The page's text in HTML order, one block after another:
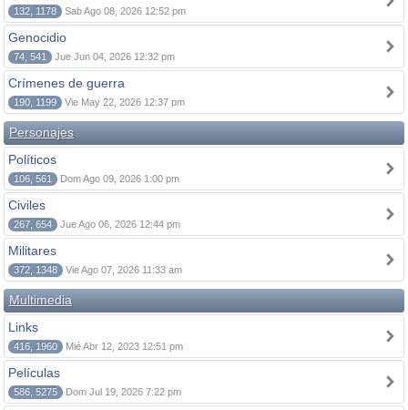
132, 1178 Sab Ago 08, 2026 12:52 pm
Genocidio
74, 541 Jue Jun 04, 2026 12:32 pm
Crímenes de guerra
190, 1199 Vie May 22, 2026 12:37 pm
Personajes
Políticos
106, 561 Dom Ago 09, 2026 1:00 pm
Civiles
267, 654 Jue Ago 06, 2026 12:44 pm
Militares
372, 1348 Vie Ago 07, 2026 11:33 am
Multimedia
Links
416, 1960 Mié Abr 12, 2023 12:51 pm
Películas
586, 5275 Dom Jul 19, 2026 7:22 pm